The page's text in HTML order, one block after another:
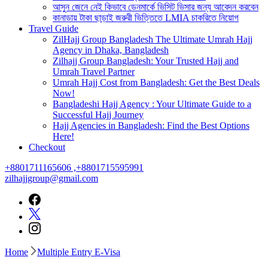
আসুন জেনে নেই কিভাবে ডেনমার্কে ভিসিট ভিসার জন্য আবেদন করবেন
কানাডায় টাকা ছাড়াই জরুরী ভিত্তিতে LMIA চাকরিতে নিয়োগ
Travel Guide
ZilHajj Group Bangladesh The Ultimate Umrah Hajj
Agency in Dhaka, Bangladesh
Zilhajj Group Bangladesh: Your Trusted Hajj and
Umrah Travel Partner
Umrah Hajj Cost from Bangladesh: Get the Best Deals
Now!
Bangladeshi Hajj Agency : Your Ultimate Guide to a
Successful Hajj Journey
Hajj Agencies in Bangladesh: Find the Best Options
Here!
Checkout
+8801711165606 ,+8801715595991
zilhajjgroup@gmail.com
Home Multiple Entry E-Visa